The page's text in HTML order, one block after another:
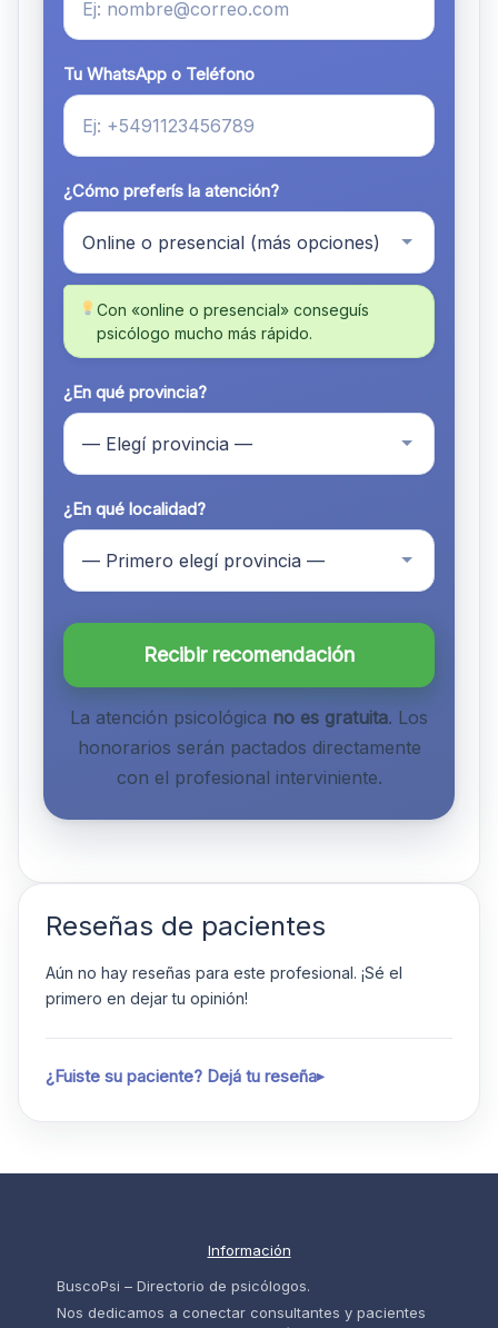
Tu WhatsApp o Teléfono
¿Cómo preferís la atención?
Con «online o presencial» conseguís
psicólogo mucho más rápido.
¿En qué provincia?
¿En qué localidad?
Recibir recomendación
La atención psicológica no es gratuita. Los
honorarios serán pactados directamente
con el profesional interviniente.
Reseñas de pacientes
Aún no hay reseñas para este profesional. ¡Sé el
primero en dejar tu opinión!
¿Fuiste su paciente? Dejá tu reseña
Información
BuscoPsi – Directorio de psicólogos.
Nos dedicamos a conectar consultantes y pacientes